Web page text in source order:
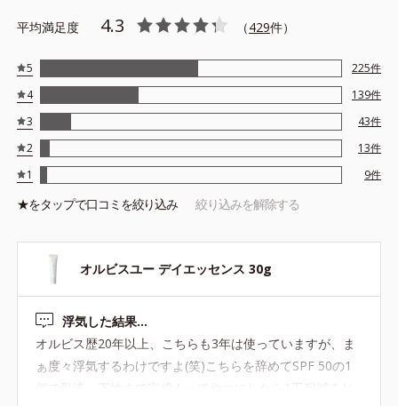
成分＊6、植物性保湿成分＊7を組み合わせた処方 ●SPF25/PA++
＊1 PEG-75、プロパンジオール ＊2 ヤグルマギク花エキス、モ
モ葉エキス、アマモエキス ＊3 クチナシエキス ＊4酸化チタ
ン、水酸化Al ＊5 酸化チタン、水酸化Al、酸化亜鉛 ＊6 ゴレ
ンシ葉エキス ＊7 アーチチョーク葉エキス
※アレルギーテスト済＝全ての方にアレルギーが起こらないという
平均満足度 4.3 （429件）
5 225件
4
139件
3
43件
2
13件
1
9件
★をタップで口コミを絞り込み 絞り込みを解除する
オルビスユー デイエッセンス 30g
浮気した結果…
オルビス歴20年以上、こちらも3年は使っていますが、ま
ぁ度々浮気するわけですよ(笑)こちらを辞めてSPF 50の1